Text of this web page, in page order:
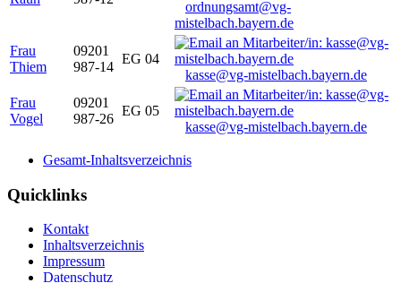
ordnungsamt@vg-
mistelbach.bayern.de
Frau
Thiem
09201
987-14
EG 04
kasse@vg-mistelbach.bayern.de
Frau
Vogel
09201
987-26
EG 05
kasse@vg-mistelbach.bayern.de
Gesamt-Inhaltsverzeichnis
Quicklinks
Kontakt
Inhaltsverzeichnis
Impressum
Datenschutz